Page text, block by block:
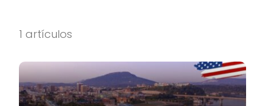
1 artículos